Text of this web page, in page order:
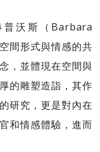
沃斯（Barbara
間形式與情感的共
，並體現在空間與
的雕塑造詣，其作
研究，更是對內在
和情感體驗，進而